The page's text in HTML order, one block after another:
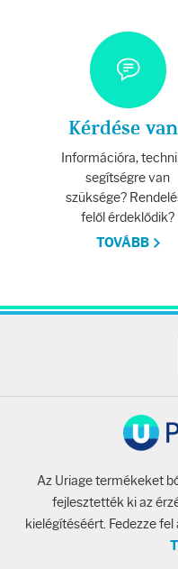
Kérdése
Információra,
segítségre van
szüksége?
felől érdeklődik?
TOVÁBB
Az Uriage termékeket
fejlesztették ki az
kielégítéséért. Fedezze